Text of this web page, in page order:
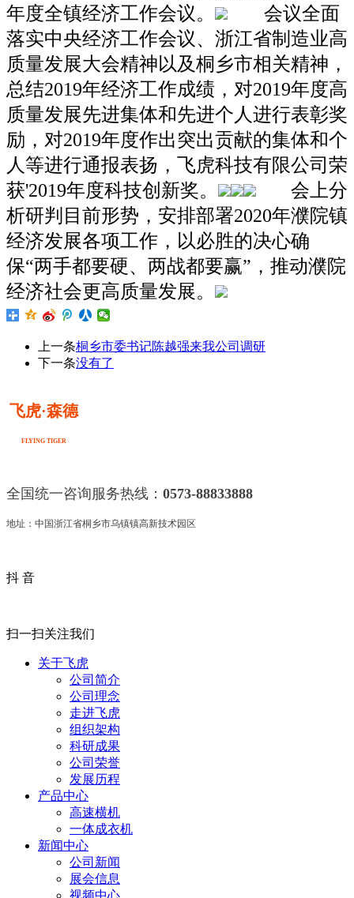
年度全镇经济工作会议。
会议全面
落实中央经济工作会议、浙江省制造业高
质量发展大会精神以及桐乡市相关精神，
总结2019年经济工作成绩，对2019年度高
质量发展先进集体和先进个人进行表彰奖
励，对2019年度作出突出贡献的集体和个
人等进行通报表扬，飞虎科技有限公司荣
获'2019年度科技创新奖。
会上分
析研判目前形势，安排部署2020年濮院镇
经济发展各项工作，以必胜的决心确
保“两手都要硬、两战都要赢”，推动濮院
经济社会更高质量发展。
上一条桐乡市委书记陈越强来我公司调研
下一条没有了
飞虎·森德
FLYING TIGER
全国统一咨询服务热线： 0573-88833888
地址：中国浙江省桐乡市乌镇镇高新技术园区
抖 音
扫一扫关注我们
关于飞虎
公司简介
公司理念
走进飞虎
组织架构
科研成果
公司荣誉
发展历程
产品中心
高速横机
一体成衣机
新闻中心
公司新闻
展会信息
视频中心